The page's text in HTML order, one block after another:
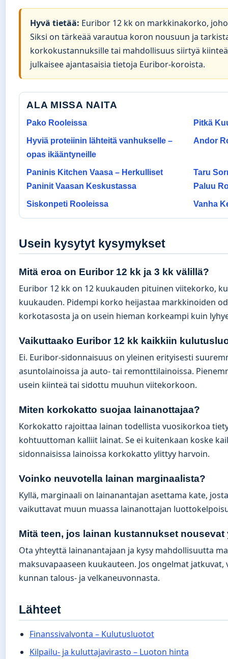
Hyvä tietää: Euribor 12 kk on markkinakorko,
Siksi on tärkeää varautua koron nousuun ja
korkokustannuksille tai mahdollisuus siirtyä
julkaisee ajantasaisia tietoja Euribor-koroista.
ALA MISSA NAITA
Pako Rooleissa Pitkä
Hyviä proteiinin lähteitä vanhukselle –
opas ikääntyneille
Andor
Paninis Kitchen Vaasa – Herkulliset
Paninit Vaasan Keskustassa
Taru
Paluu
Siskonpeti Rooleissa Vanha
Usein kysytyt kysymykset
Mitä eroa on Euribor 12 kk ja 3 kk välillä?
Euribor 12 kk on 12 kuukauden pituinen viitekorko,
kuukauden. Pidempi korko heijastaa markkinoiden
korkotasosta ja on usein hieman korkeampi kuin
Vaikuttaako Euribor 12 kk kaikkiin
Ei. Euribor-sidonnaisuus on yleinen erityisesti
asuntolainoissa ja auto- tai remonttilainoissa.
usein kiinteä tai sidottu muuhun viitekorkoon.
Miten korkokatto suojaa lainanottajaa?
Korkokatto rajoittaa lainan todellista vuosikorkoa
kohtuuttoman kalliit lainat. Se ei kuitenkaan koske
sidonnaisissa lainoissa korkokatto ylittyy harvoin.
Voinko neuvotella lainan marginaalista?
Kyllä, marginaali on lainanantajan asettama kate,
vaikuttavat muun muassa lainanottajan
Mitä teen, jos lainan kustannukset nousevat
Ota yhteyttä lainanantajaan ja kysy mahdollisuutta
maksuvapaaseen kuukauteen. Jos ongelmat
kunnan talous- ja velkaneuvonnasta.
Lähteet
Finanssivalvonta – Kulutusluotot
Kilpailu- ja kuluttajavirasto – Luoton hinta